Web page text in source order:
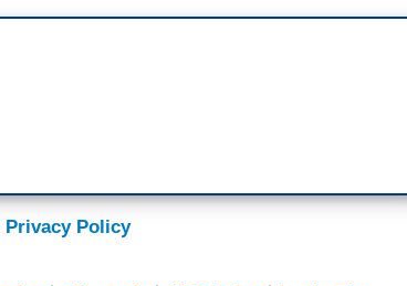
ayer después de pasar ayer en Guatemala,
mensaje a los migrantes potenciales allí. No
Privacy Policy